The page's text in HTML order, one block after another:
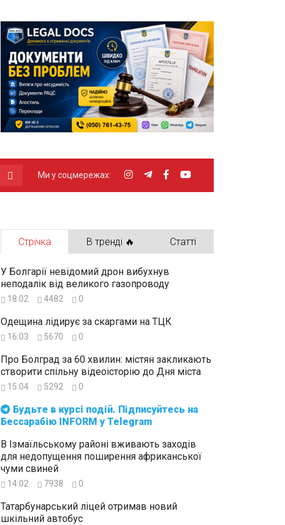
Ми у соцмережах:
Стрічка В тренді 🔥 Статті
Бессарабію INFORM у Telegram
У Болгарії невідомий дрон вибухнув
неподалік від великого газопроводу
18:02 4482 0
Одещина лідирує за скаргами на ТЦК
16:03 5670 0
Про Болград за 60 хвилин: містян закликають
створити спільну відеоісторію до Дня міста
15:04 5292 0
В Ізмаїльському районі вживають заходів
для недопущення поширення африканської
чуми свиней
14:02 7938 0
Татарбунарський ліцей отримав новий
шкільний автобус